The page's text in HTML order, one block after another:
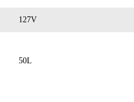
127V
50L